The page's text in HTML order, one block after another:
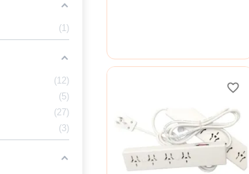
1
12
5
27
3
favorite_border
favorite_border
favorite_border